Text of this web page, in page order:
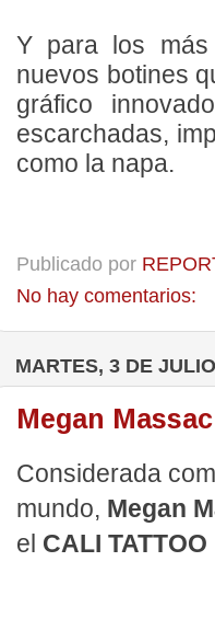
Y para los más
nuevos botines
gráfico
escarchadas,
como la napa.
Publicado por
No hay comentarios:
MARTES, 3 DE
Megan
Considerada
mundo, Megan
el CALI TATTOO